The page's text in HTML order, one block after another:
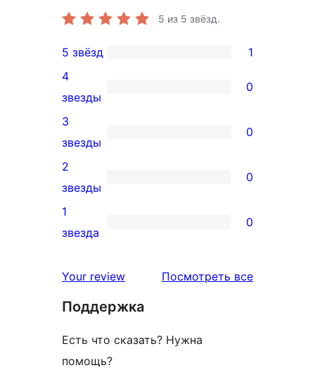
5 из 5 звёзд.
1
5-
звездный
отзыв
5 звёзд 1
0
4-
звездный
отзыв
4
звезды
0
0
3-
звездный
отзыв
3
звезды
0
0
2-
звездный
2
звезды
0
0
звездный
1
звезда
0
Your review Посмотреть всеотзывы
Поддержка
Есть что сказать? Нужна
помощь?